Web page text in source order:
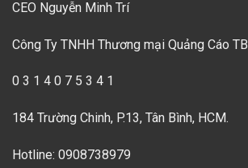
CEO Nguyễn Minh Trí
Công Ty TNHH Thương mại Quảng Cáo TB
0 3 1 4 0 7 5 3 4 1
184 Trường Chinh, P.13, Tân Bình, HCM.
Hotline: 0908738979